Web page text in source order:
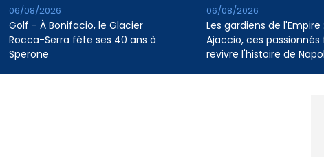
Golf - À Bonifacio, le Glacier
Rocca-Serra fête ses 40 ans à
Sperone
06/08/2026
Les gardiens de l'Empire
Ajaccio, ces
revivre l'histoire de
06/08/2026